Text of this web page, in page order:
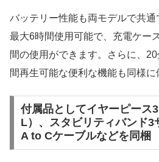
バッテリー性能も両モデルで共
最大6時間使用可能で、充電ケー
間の使用ができます。さらに、
間再生可能な便利な機能も同様に
付属品としてイヤーピース
L）、スタビリティバンド
A to Cケーブルなどを同梱